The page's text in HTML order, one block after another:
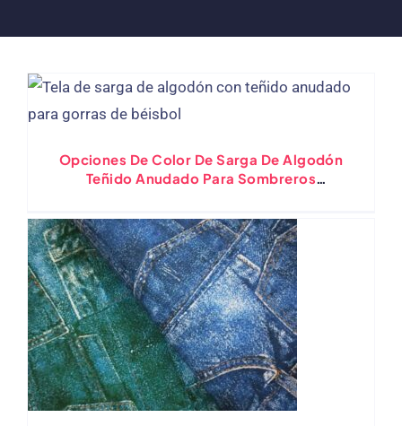
Opciones De Color De Sarga De Algodón
Teñido Anudado Para Sombreros